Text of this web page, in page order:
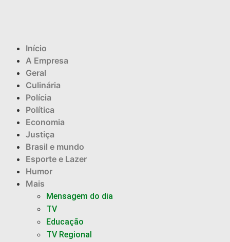
Início
A Empresa
Geral
Culinária
Polícia
Política
Economia
Justiça
Brasil e mundo
Esporte e Lazer
Humor
Mais
Mensagem do dia
TV
Educação
TV Regional